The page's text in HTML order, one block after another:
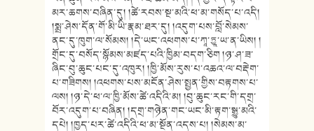
མར་ཆགས་བཞིན་དུ། །ཚེ་རབས་སྔ་མའི་ཕ་མ་གསོད་པ་འདི།
།སྨྲ་ཤེས་དོན་གོ་མི་ཡི་རྣམ་ཐར་དུ། །འདུག་པས་བློ་སེམས་
ནང་དུ་ཁུག་ལ་སོམས། །དེ་ཡང་འཕགས་པ་ཀཱ་ཏྱཱ་ཡ་ན་ཡིས། །
གྲོང་དུ་བསོད་སྙོམས་མཛད་པའི་ཁྱིམ་བདག་ཅིག །ཉ་ཤ་ཟ་
ཞིང་བུ་ཆུང་པང་དུ་འཁུར། །ཁྱི་མོས་རུས་པ་འཆའ་ལ་བརྡེག་
པ་གཟིགས། །འཕགས་པས་མངོན་ཤེས་སྤྱན་གྱིས་བརྟགས་པ་
ལས། །ཉ་དེ་ཕ་ལ་ཁྱི་མོས་ཚེ་འདིའི་མ། །བུ་ཆུང་རང་གི་དགྲ་
བོར་འདུག་པ་བཞིན། །དགྲ་གཉེན་གང་ཡང་མི་རྟག་སྒྱུ་མའི་
དཔེ། །ཁྱད་པར་ཚེ་འདིའི་ཕ་མ་སྔོན་འདས་པ། །སེམས་མ་